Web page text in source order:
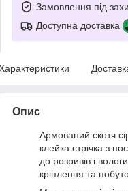
Замовлення під
Доступна доставка
Опис
Армований скотч
клейка стрічка з
до розривів і
кріплення та